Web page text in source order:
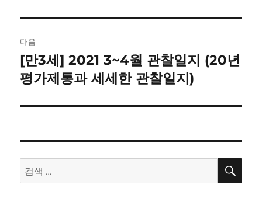
다음
다
음
[만3세] 2021 3~4월 관찰일지 (20년
평가제통과 세세한 관찰일지)
검
색:
검